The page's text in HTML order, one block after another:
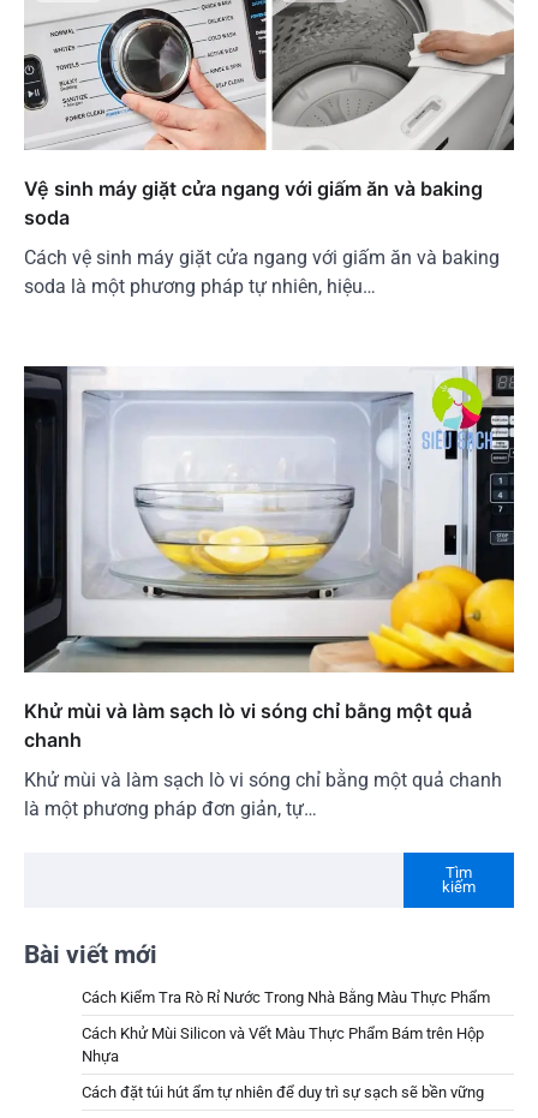
Vệ sinh máy giặt cửa ngang với giấm ăn và baking
soda
Cách vệ sinh máy giặt cửa ngang với giấm ăn và baking
soda là một phương pháp tự nhiên, hiệu…
Khử mùi và làm sạch lò vi sóng chỉ bằng một quả
chanh
Khử mùi và làm sạch lò vi sóng chỉ bằng một quả chanh
là một phương pháp đơn giản, tự…
Tìm
kiếm
Bài viết mới
Cách Kiểm Tra Rò Rỉ Nước Trong Nhà Bằng Màu Thực Phẩm
Cách Khử Mùi Silicon và Vết Màu Thực Phẩm Bám trên Hộp
Nhựa
Cách đặt túi hút ẩm tự nhiên để duy trì sự sạch sẽ bền vững